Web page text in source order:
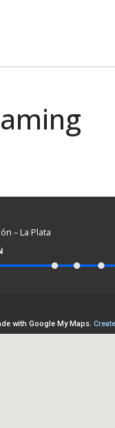
– La Plata